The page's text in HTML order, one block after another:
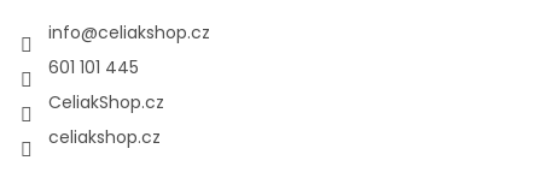
info@celiakshop.cz
601 101 445
CeliakShop.cz
celiakshop.cz